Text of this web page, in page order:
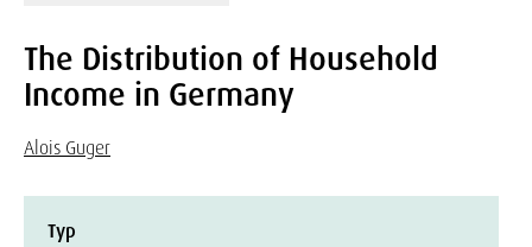
The Distribution of Household
Income in Germany
Alois Guger
Typ